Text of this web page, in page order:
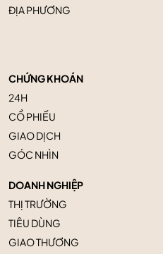
ĐỊA PHƯƠNG
CHỨNG KHOÁN
24H
CỔ PHIẾU
GIAO DỊCH
GÓC NHÌN
DOANH NGHIỆP
THỊ TRƯỜNG
TIÊU DÙNG
GIAO THƯƠNG